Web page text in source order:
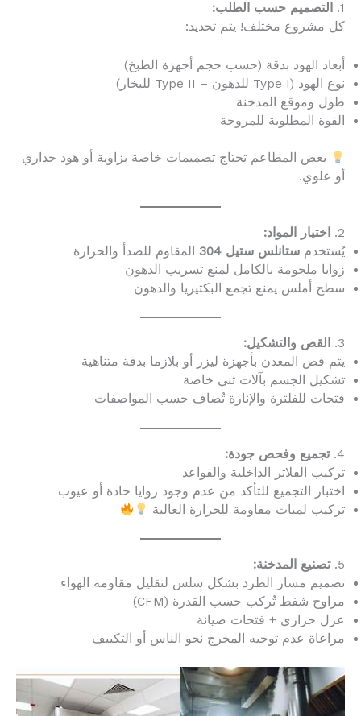
1.
التصميم حسب الطلب:
كل مشروع مختلف! يتم تحديد:
أبعاد الهود بدقة (حسب حجم أجهزة الطبخ)
نوع الهود (Type I للدهون – Type II للبخار)
طول وموقع المدخنة
القوة المطلوبة للمروحة
بعض المطاعم تحتاج تصميمات خاصة بزاوية أو هود جداري
أو علوي.
2.
اختيار المواد:
يُستخدم ستانلس ستيل 304
المقاوم للصدأ والحرارة
زوايا ملحومة بالكامل لمنع تسريب الدهون
سطح أملس يمنع تجمع البكتيريا والدهون
3.
القص والتشكيل:
يتم قص المعدن بأجهزة ليزر أو بلازما بدقة متناهية
تشكيل الجسم بآلات ثني خاصة
فتحات للفلترة والإنارة تُضاف حسب المواصفات
4. تجميع وفحص جودة:
تركيب الفلاتر الداخلية والقواعد
اختبار التجميع للتأكد من عدم وجود زوايا حادة أو عيوب
تركيب لمبات مقاومة للحرارة العالية
5. تصنيع المدخنة:
تصميم مسار الطرد بشكل سلس لتقليل مقاومة الهواء
مراوح شفط تُركب حسب القدرة (CFM)
عزل حراري + فتحات صيانة
مراعاة عدم توجيه المخرج نحو الناس أو التكييف